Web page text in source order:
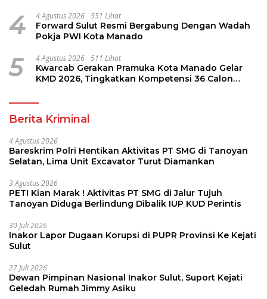
4 4 Agustus 2026 551 Lihat
Forward Sulut Resmi Bergabung Dengan Wadah
Pokja PWI Kota Manado
5 4 Agustus 2026 511 Lihat
Kwarcab Gerakan Pramuka Kota Manado Gelar
KMD 2026, Tingkatkan Kompetensi 36 Calon
Berita Kriminal
4 Agustus 2026
Bareskrim Polri Hentikan Aktivitas PT SMG di Tanoyan
Selatan, Lima Unit Excavator Turut Diamankan
3 Agustus 2026
PETI Kian Marak ! Aktivitas PT SMG di Jalur Tujuh
Tanoyan Diduga Berlindung Dibalik IUP KUD Perintis
30 Juli 2026
Inakor Lapor Dugaan Korupsi di PUPR Provinsi Ke Kejati
Sulut
27 Juli 2026
Dewan Pimpinan Nasional Inakor Sulut, Suport Kejati
Geledah Rumah Jimmy Asiku